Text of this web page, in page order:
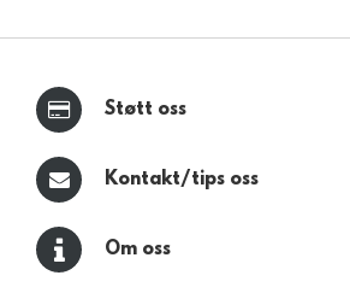
Støtt oss
Kontakt/tips oss
Om oss